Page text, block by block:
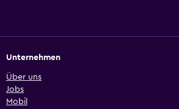
Unternehmen
Über uns
Jobs
Mobil